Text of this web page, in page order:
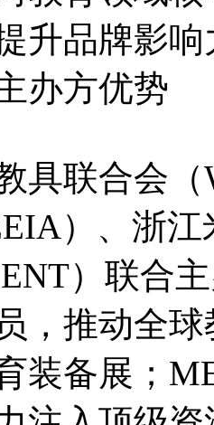
升品牌影
办方优势
具联合会
）、浙
）联合
，推动全
装备展；